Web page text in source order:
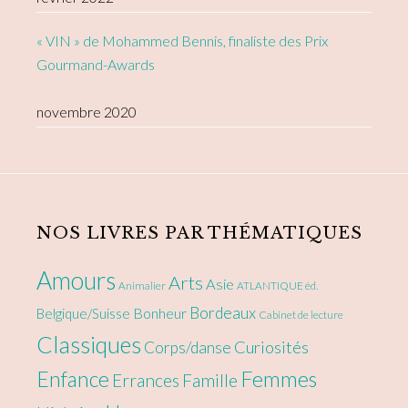
« VIN » de Mohammed Bennis, finaliste des Prix
Gourmand-Awards
novembre 2020
NOS LIVRES PAR THÉMATIQUES
Amours Animalier Arts Asie ATLANTIQUE éd.
Belgique/Suisse Bonheur Bordeaux Cabinet de lecture
Classiques Corps/danse Curiosités
Enfance Errances Famille Femmes